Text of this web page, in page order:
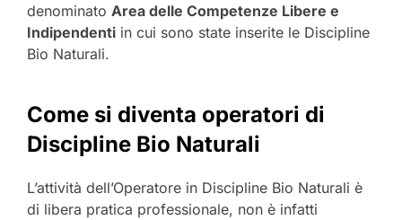
denominato Area delle Competenze Libere e
Indipendenti in cui sono state inserite le Discipline
Bio Naturali.
Come si diventa operatori di
Discipline Bio Naturali
L’attività dell’Operatore in Discipline Bio Naturali è
di libera pratica professionale, non è infatti